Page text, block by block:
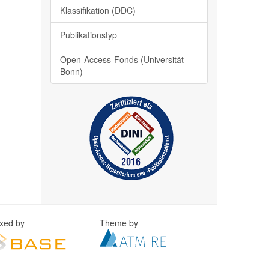
Klassifikation (DDC)
Publikationstyp
Open-Access-Fonds (Universität
Bonn)
by Theme by